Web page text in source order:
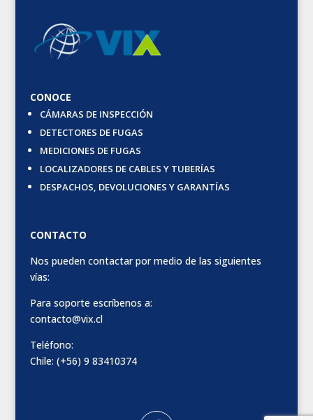
CONOCE
CÁMARAS DE INSPECCIÓN
DETECTORES DE FUGAS
MEDICIONES DE FUGAS
LOCALIZADORES DE CABLES Y TUBERÍAS
DESPACHOS, DEVOLUCIONES Y GARANTÍAS
CONTACTO
Nos pueden contactar por medio de las siguientes
vías:
Para soporte escríbenos a:
contacto@vix.cl
Teléfono:
Chile: (+56) 9 83410374